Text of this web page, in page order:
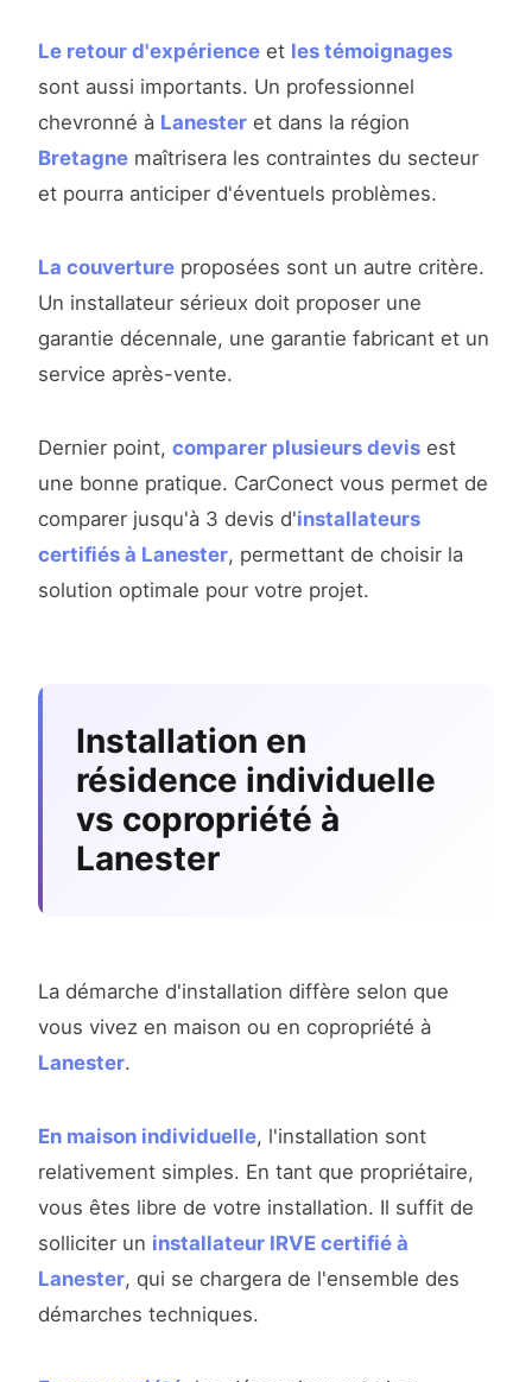
Le retour d'expérience et les témoignages
sont aussi importants. Un professionnel
chevronné à Lanester et dans la région
Bretagne maîtrisera les contraintes du secteur
et pourra anticiper d'éventuels problèmes.
La couverture proposées sont un autre critère.
Un installateur sérieux doit proposer une
garantie décennale, une garantie fabricant et un
service après-vente.
Dernier point, comparer plusieurs devis est
une bonne pratique. CarConect vous permet de
comparer jusqu'à 3 devis d'installateurs
certifiés à Lanester, permettant de choisir la
solution optimale pour votre projet.
Installation en
résidence individuelle
vs copropriété à
Lanester
La démarche d'installation diffère selon que
vous vivez en maison ou en copropriété à
Lanester.
En maison individuelle, l'installation sont
relativement simples. En tant que propriétaire,
vous êtes libre de votre installation. Il suffit de
solliciter un installateur IRVE certifié à
Lanester, qui se chargera de l'ensemble des
démarches techniques.